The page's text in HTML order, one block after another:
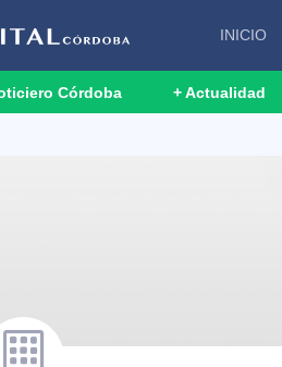
INICIO
Córdoba + Actualidad